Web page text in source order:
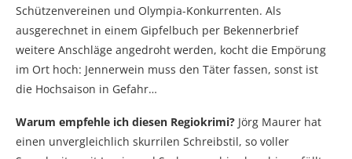
Schützenvereinen und Olympia-Konkurrenten. Als
ausgerechnet in einem Gipfelbuch per Bekennerbrief
weitere Anschläge angedroht werden, kocht die Empörung
im Ort hoch: Jennerwein muss den Täter fassen, sonst ist
die Hochsaison in Gefahr…
Warum empfehle ich diesen Regiokrimi? Jörg Maurer hat
einen unvergleichlich skurrilen Schreibstil, so voller